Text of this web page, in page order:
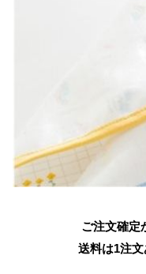
ご注文確定
送料は1注文